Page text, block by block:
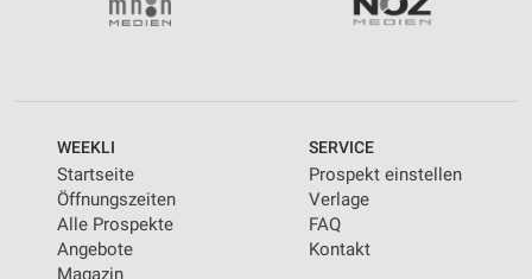
WEEKLI
Startseite
Öffnungszeiten
Alle Prospekte
Angebote
Magazin
SERVICE
Prospekt einstellen
Verlage
FAQ
Kontakt